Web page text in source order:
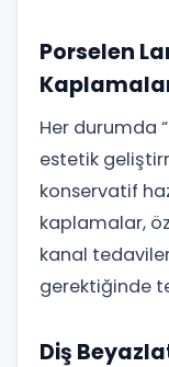
Porselen
Her durumda
estetik
konservatif
kaplamalar,
kanal
gerektiğinde
Diş